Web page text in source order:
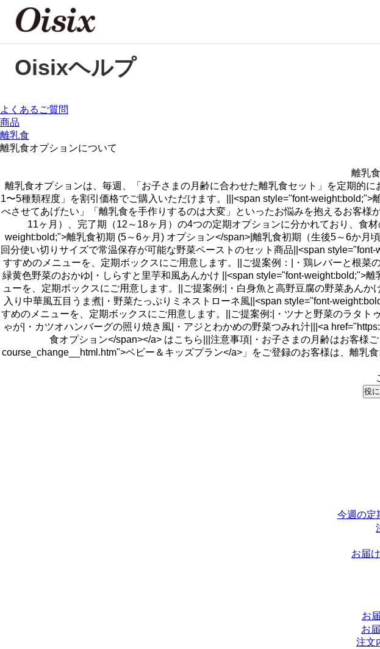
Oisixヘルプ
よくあるご質問
商品
離乳食
離乳食オプションについて
離乳
離乳食オプションは、毎週、「お子さまの月齢に合わせた離乳食セット」を定期的
1〜5種類程度」を割引価格でご購入いただけます。|||<span style="font-
べさせてあげたい」「離乳食を手作りするのは大変」といったお悩みを抱えるお客
11ヶ月）、完了期（12～18ヶ月）の4つの定期オプションに分かれており、食
weight:bold;">離乳食初期 (5～6ヶ月) オプション</span>|離乳食初期（生後5～6か
回分使い切りサイズで常温保存が可能な野菜ペーストのセット商品||<span
すすめのメニューを、定期ボックスにご用意します。||ご提案例：|・鶏レバーと根
緑黄色野菜のおかゆ|・しらすと里芋和風あんかけ ||<span style="font-weight:bold;">
ューを、定期ボックスにご用意します。||ご提案例:|・白身魚と高野豆腐の野菜あん
入り中華風五目うま煮|・野菜たっぷりミネストローネ風||<span style="font-
すめのメニューを、定期ボックスにご用意します。||ご提案例:|・ツナと野菜のラタ
ゃが|・カツオハンバーグの照り焼き風|・アジとわかめの野菜つみれ汁|||<a
食オプション</span></a> はこちら|||注意事項|・お子さまの月齢はお客様
course_change__html.htm">ベビー＆キッズプラン</a>」をご登録のお客様は、離
役
今週の定
お届
お
お
注文